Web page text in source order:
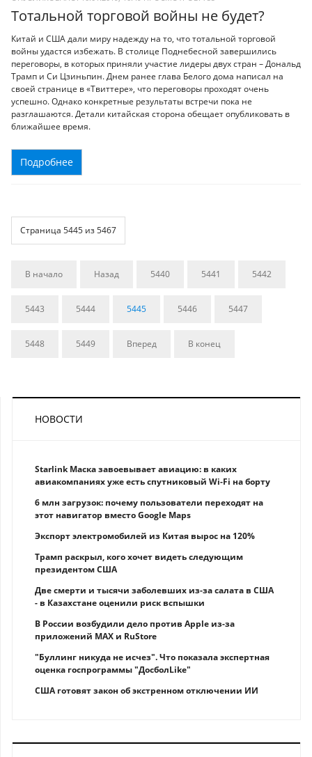
Тотальной торговой войны не будет?
Китай и США дали миру надежду на то, что тотальной торговой
войны удастся избежать. В столице Поднебесной завершились
переговоры, в которых приняли участие лидеры двух стран – Дональд
Трамп и Си Цзиньпин. Днем ранее глава Белого дома написал на
своей странице в «Твиттере», что переговоры проходят очень
успешно. Однако конкретные результаты встречи пока не
разглашаются. Детали китайская сторона обещает опубликовать в
ближайшее время.
Подробнее
Страница 5445 из 5467
В начало Назад 5440 5441 5442
5443 5444 5445 5446 5447
5448 5449 Вперед В конец
НОВОСТИ
Starlink Маска завоевывает авиацию: в каких
авиакомпаниях уже есть спутниковый Wi-Fi на борту
6 млн загрузок: почему пользователи переходят на
этот навигатор вместо Google Maps
Экспорт электромобилей из Китая вырос на 120%
Трамп раскрыл, кого хочет видеть следующим
президентом США
Две смерти и тысячи заболевших из-за салата в США
- в Казахстане оценили риск вспышки
В России возбудили дело против Apple из-за
приложений MAX и RuStore
"Буллинг никуда не исчез". Что показала экспертная
оценка госпрограммы "ДосболLike"
США готовят закон об экстренном отключении ИИ